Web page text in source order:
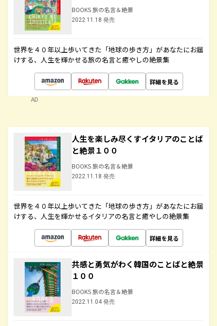
BOOKS 旅の名言＆絶景
2022.11.18 発売
世界を４０年以上歩いてきた「地球の歩き方」があなたにお届
けする、人生を輝かせる旅の名言と癒やしの絶景集
詳細を見る
AD
人生を楽しみ尽くすイタリアのことば
と絶景１００
BOOKS 旅の名言＆絶景
2022.11.18 発売
世界を４０年以上歩いてきた「地球の歩き方」があなたにお届
けする、人生を輝かせるイタリアの名言と癒やしの絶景集
詳細を見る
共感と勇気がわく韓国のことばと絶景
１００
BOOKS 旅の名言＆絶景
2022.11.04 発売